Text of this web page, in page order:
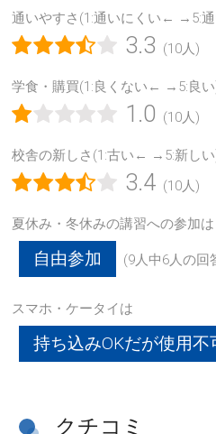
通いやすさ(1:通いにくい← →5:
3.3 (10人)
学食・購買(1:良くない← →5:良
1.0 (10人)
校舎の新しさ(1:古い← →5:新し
3.4 (10人)
夏休み・冬休みの講習への参加は
自由参加 (9人中6人の回
スマホ・ケータイは
持ち込みOKだが使用不
クチコミ